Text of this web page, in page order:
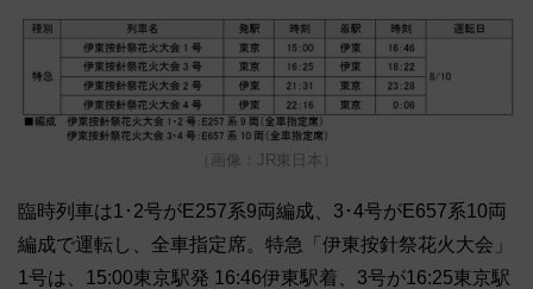
（画像：JR東日本）
臨時列車は1･2号がE257系9両編成、3･4号がE657系10両
編成で運転し、全車指定席。特急「伊東按針祭花火大会」
1号は、15:00東京駅発 16:46伊東駅着、3号が16:25東京駅